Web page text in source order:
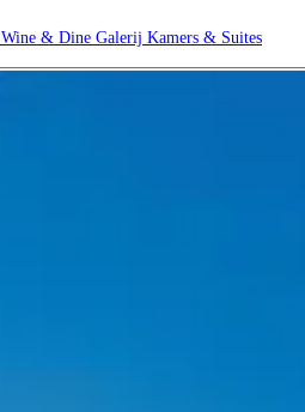
Wine & Dine Galerij Kamers & Suites